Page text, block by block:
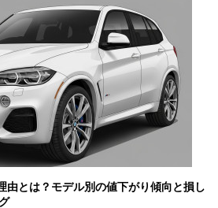
とは？モデル別の値下がり傾向と損し